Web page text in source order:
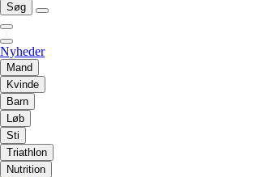
Søg
Nyheder
Mand
Kvinde
Barn
Løb
Sti
Triathlon
Nutrition